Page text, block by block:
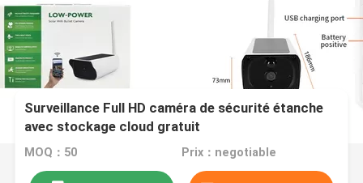
Surveillance Full HD caméra de sécurité étanche
avec stockage cloud gratuit
MOQ：50 Prix：negotiable